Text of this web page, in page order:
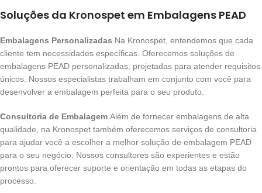
Soluções da Kronospet em Embalagens PEAD
Embalagens Personalizadas Na Kronospet, entendemos que cada
cliente tem necessidades específicas. Oferecemos soluções de
embalagens PEAD personalizadas, projetadas para atender requisitos
únicos. Nossos especialistas trabalham em conjunto com você para
desenvolver a embalagem perfeita para o seu produto.
Consultoria de Embalagem Além de fornecer embalagens de alta
qualidade, na Kronospet também oferecemos serviços de consultoria
para ajudar você a escolher a melhor solução de embalagem PEAD
para o seu negócio. Nossos consultores são experientes e estão
prontos para oferecer suporte e orientação em todas as etapas do
processo.